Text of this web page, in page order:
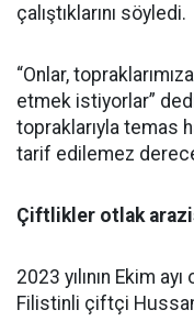
çalıştıklarını söyledi.
“Onlar,
etmek istiyorlar”
topraklarıyla temas
tarif edilemez
Çiftlikler otlak
2023 yılının Ekim
Filistinli çiftçi